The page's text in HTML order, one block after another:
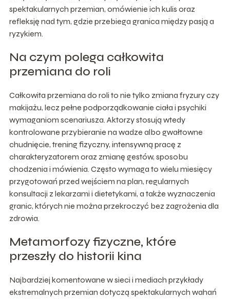
spektakularnych przemian, omówienie ich kulis oraz
refleksję nad tym, gdzie przebiega granica między pasją a
ryzykiem.
Na czym polega całkowita
przemiana do roli
Całkowita przemiana do roli to nie tylko zmiana fryzury czy
makijażu, lecz pełne podporządkowanie ciała i psychiki
wymaganiom scenariusza. Aktorzy stosują wtedy
kontrolowane przybieranie na wadze albo gwałtowne
chudnięcie, trening fizyczny, intensywną pracę z
charakteryzatorem oraz zmianę gestów, sposobu
chodzenia i mówienia. Często wymaga to wielu miesięcy
przygotowań przed wejściem na plan, regularnych
konsultacji z lekarzami i dietetykami, a także wyznaczenia
granic, których nie można przekroczyć bez zagrożenia dla
zdrowia.
Metamorfozy fizyczne, które
przeszły do historii kina
Najbardziej komentowane w sieci i mediach przykłady
ekstremalnych przemian dotyczą spektakularnych wahań